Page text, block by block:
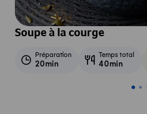
Soupe à la courge
Préparation
20min
Temps total
40min